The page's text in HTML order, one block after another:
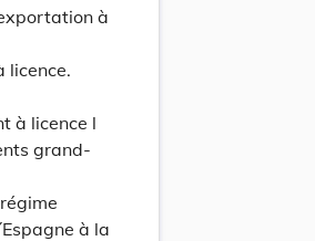
à
licence.
à licence l
grand-
à la